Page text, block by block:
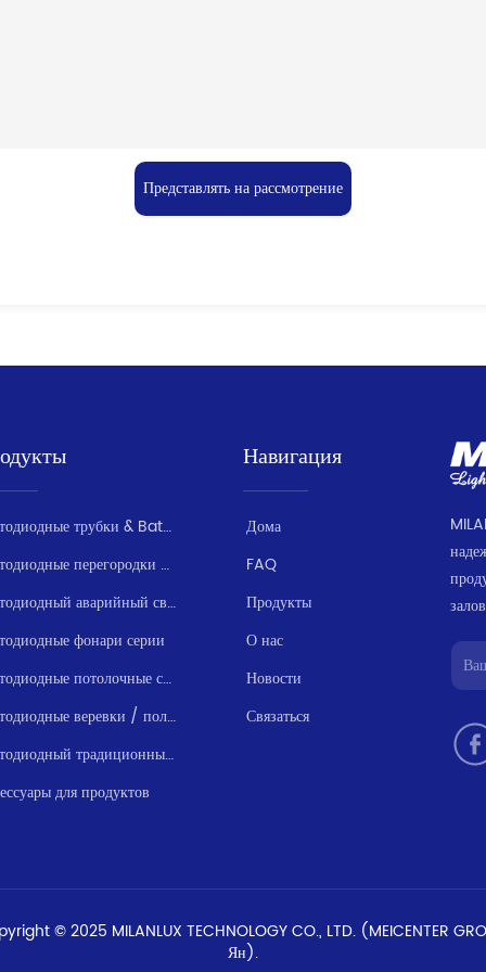
Представлять на рассмотрение
Светодиодные трубки & Batten серии
Светодиодные перегородки / Влагозащищенные
Светодиодный аварийный свет серии
фонари серии
Светодиодные потолочные светильники
Светодиодные веревки / полосы света серии
Светодиодный традиционный свет серии
для продуктов
Навигация
Дома
FAQ
Продукты
О нас
Новости
Связаться
© 2025 MILANLUX TECHNOLOGY CO., LTD. (MEICENTER
Ян).